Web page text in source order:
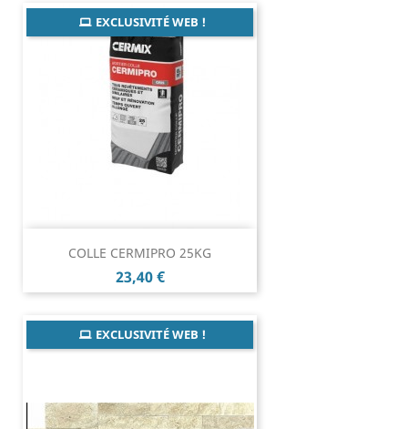
COLLE CERMIPRO 25KG
Prix
23,40 €
EXCLUSIVITÉ WEB !
EXCLUSIVITÉ WEB !